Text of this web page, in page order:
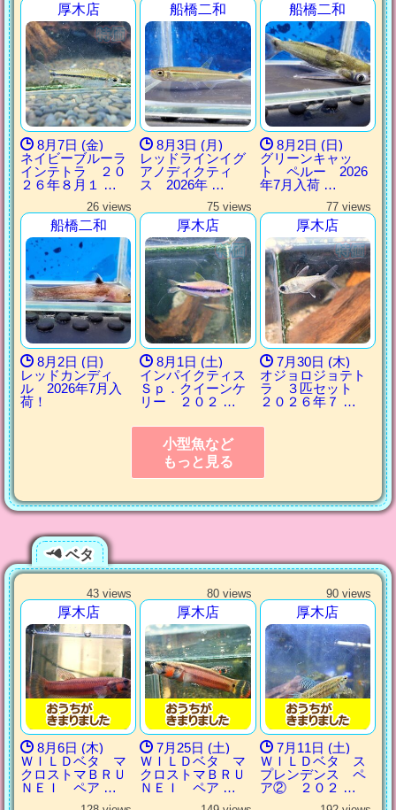
厚木店
8月7日 (金)
ネイビーブルーラ
インテトラ ２０
２６年８月１ …
船橋二和
8月3日 (月)
レッドラインイグ
アノディクティ
ス 2026年 …
船橋二和
8月2日 (日)
グリーンキャッ
ト ペルー 2026
年7月入荷 …
26 views
船橋二和
8月2日 (日)
レッドカンディ
ル 2026年7月入
荷！
75 views
厚木店
8月1日 (土)
インパイクティス
Ｓｐ．クイーンケ
リー ２０２ …
77 views
厚木店
7月30日 (木)
オジョロジョテト
ラ ３匹セット
２０２６年７ …
小型魚など
もっと見る
ベタ
43 views
厚木店
8月6日 (木)
ＷＩＬＤベタ マ
クロストマＢＲＵ
ＮＥＩ ペア …
80 views
厚木店
7月25日 (土)
ＷＩＬＤベタ マ
クロストマＢＲＵ
ＮＥＩ ペア …
90 views
厚木店
7月11日 (土)
ＷＩＬＤベタ ス
プレンデンス ペ
ア② ２０２ …